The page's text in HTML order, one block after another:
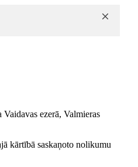
ezerā, Valmieras
kārtībā saskaņoto nolikumu